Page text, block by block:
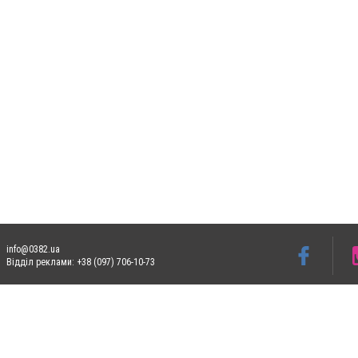
info@0382.ua
Відділ реклами: +38 (097) 706-10-73